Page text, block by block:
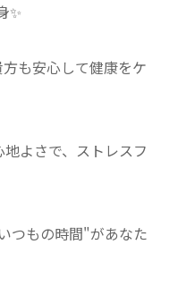
✨
も安心して健康をケ
よさで、ストレスフ
つもの時間"があなた